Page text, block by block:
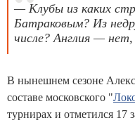
— Клубы из каких
Батраковым? Из
числе? Англия —
В нынешнем сезоне
составе московского "
турнирах и отметился 17